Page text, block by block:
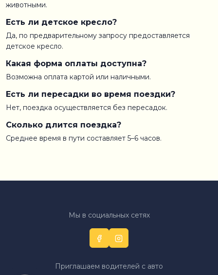
животными.
Есть ли детское кресло?
Да, по предварительному запросу предоставляется
детское кресло.
Какая форма оплаты доступна?
Возможна оплата картой или наличными.
Есть ли пересадки во время поездки?
Нет, поездка осуществляется без пересадок.
Сколько длится поездка?
Среднее время в пути составляет 5–6 часов.
Мы в социальных сетях
Приглашаем водителей с авто